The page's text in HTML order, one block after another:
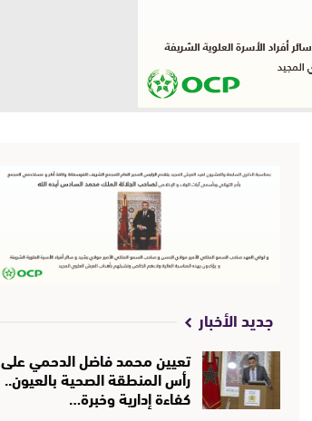
جديد الأخبار
تعيين محمد فاضل الدحمي على
رأس المنطقة الصحية بالعيون..
كفاءة إدارية وخبرة…